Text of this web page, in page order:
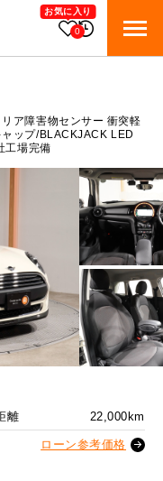
お気に入り
0
火曜日）
250 万円
万円
84 回
2 回
17,800 円
円
ア障害物センサー 衝突軽
ップ/BLACKJACK LED
工場完備
離
22,000km
ローン参考価格